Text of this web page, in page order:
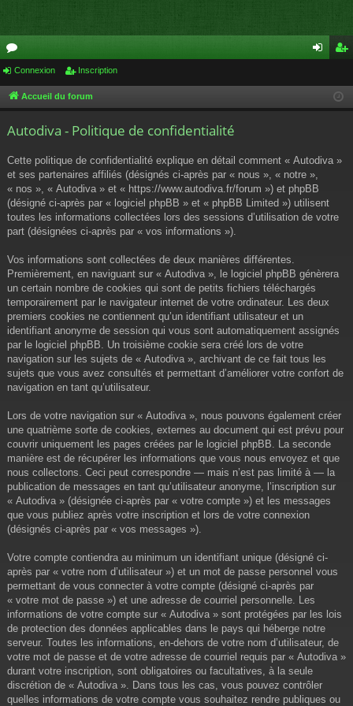
or
u cri
Connexion Inscription
Accueil du forum
Autodiva - Politique de confidentialité
Cette politique de confidentialité explique en détail comment « Autodiva »
et ses partenaires affiliés (désignés ci-après par « nous », « notre »,
« nos », « Autodiva » et « https://www.autodiva.fr/forum ») et phpBB
(désigné ci-après par « logiciel phpBB » et « phpBB Limited ») utilisent
toutes les informations collectées lors des sessions d’utilisation de votre
part (désignées ci-après par « vos informations »).
Vos informations sont collectées de deux manières différentes.
Premièrement, en naviguant sur « Autodiva », le logiciel phpBB génèrera
un certain nombre de cookies qui sont de petits fichiers téléchargés
temporairement par le navigateur internet de votre ordinateur. Les deux
premiers cookies ne contiennent qu’un identifiant utilisateur et un
identifiant anonyme de session qui vous sont automatiquement assignés
par le logiciel phpBB. Un troisième cookie sera créé lors de votre
navigation sur les sujets de « Autodiva », archivant de ce fait tous les
sujets que vous avez consultés et permettant d’améliorer votre confort de
navigation en tant qu’utilisateur.
Lors de votre navigation sur « Autodiva », nous pouvons également créer
une quatrième sorte de cookies, externes au document qui est prévu pour
couvrir uniquement les pages créées par le logiciel phpBB. La seconde
manière est de récupérer les informations que vous nous envoyez et que
nous collectons. Ceci peut correspondre — mais n’est pas limité à — la
publication de messages en tant qu’utilisateur anonyme, l’inscription sur
« Autodiva » (désignée ci-après par « votre compte ») et les messages
que vous publiez après votre inscription et lors de votre connexion
(désignés ci-après par « vos messages »).
Votre compte contiendra au minimum un identifiant unique (désigné ci-
après par « votre nom d’utilisateur ») et un mot de passe personnel vous
permettant de vous connecter à votre compte (désigné ci-après par
« votre mot de passe ») et une adresse de courriel personnelle. Les
informations de votre compte sur « Autodiva » sont protégées par les lois
de protection des données applicables dans le pays qui héberge notre
serveur. Toutes les informations, en-dehors de votre nom d’utilisateur, de
votre mot de passe et de votre adresse de courriel requis par « Autodiva »
durant votre inscription, sont obligatoires ou facultatives, à la seule
discrétion de « Autodiva ». Dans tous les cas, vous pouvez contrôler
quelles informations de votre compte vous souhaitez rendre publiques ou